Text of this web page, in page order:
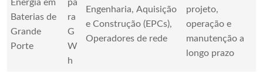
Energia em
Baterias de
Grande
Porte
pa
ra
G
W
h
Engenharia, Aquisição
e Construção (EPCs),
Operadores de rede
projeto,
operação e
manutenção a
longo prazo